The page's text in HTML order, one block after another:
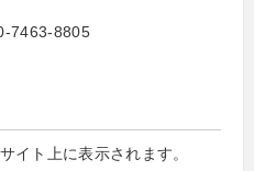
7463-8805
イト上に表示されます。